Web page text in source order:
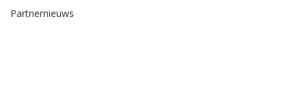
Partnernieuws